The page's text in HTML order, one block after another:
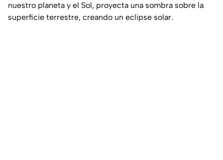
nuestro planeta y el Sol, proyecta una sombra sobre la
superficie terrestre, creando un eclipse solar.